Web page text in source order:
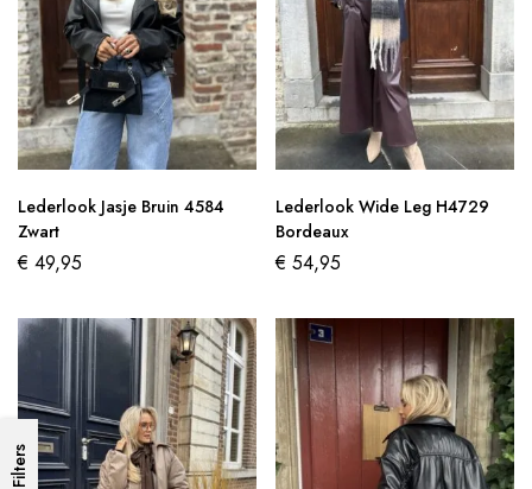
Filters
Lederlook Jasje Bruin 4584
Zwart
€ 49,95
Lederlook Wide Leg H4729
Bordeaux
€ 54,95